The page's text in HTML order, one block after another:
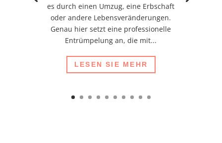
es durch einen Umzug, eine Erbschaft
oder andere Lebensveränderungen.
Genau hier setzt eine professionelle
Entrümpelung an, die mit...
LESEN SIE MEHR